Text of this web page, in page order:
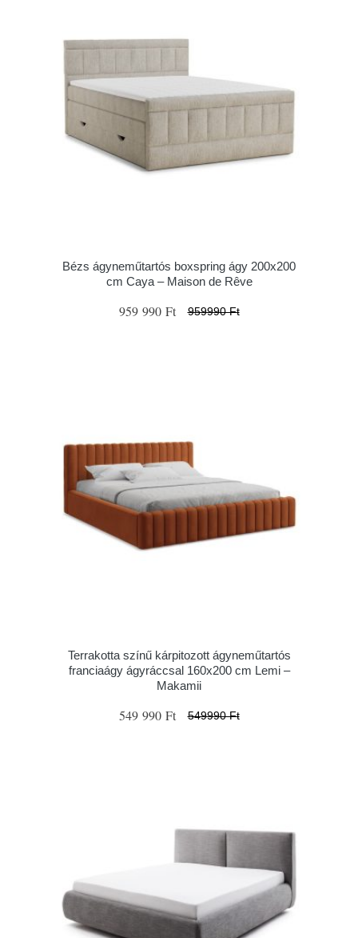
Bézs ágyneműtartós boxspring ágy 200x200
cm Caya – Maison de Rêve
959 990 Ft 959990 Ft
Terrakotta színű kárpitozott ágyneműtartós
franciaágy ágyráccsal 160x200 cm Lemi –
Makamii
549 990 Ft 549990 Ft